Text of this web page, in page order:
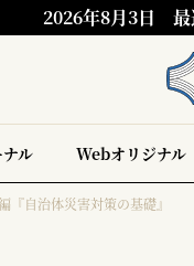
2026年8月3日
ル Webオリジナル
自治体災害対策の基礎』